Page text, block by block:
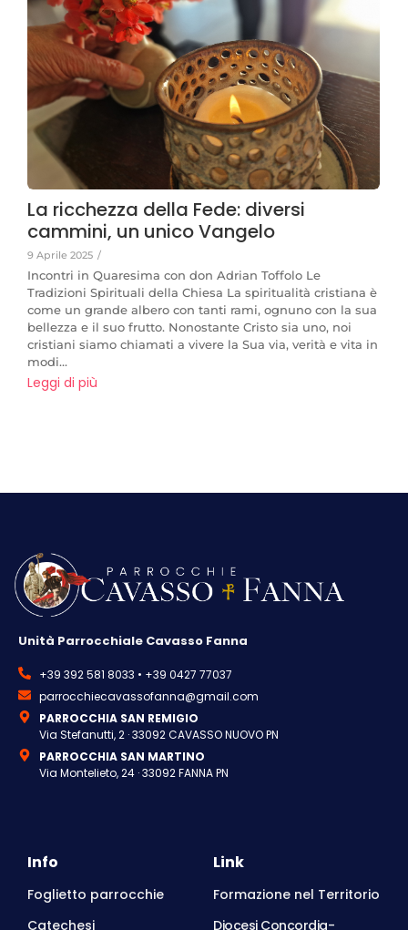
La ricchezza della Fede: diversi
cammini, un unico Vangelo
9 Aprile 2025 /
Incontri in Quaresima con don Adrian Toffolo Le
Tradizioni Spirituali della Chiesa La spiritualità cristiana è
come un grande albero con tanti rami, ognuno con la sua
bellezza e il suo frutto. Nonostante Cristo sia uno, noi
cristiani siamo chiamati a vivere la Sua via, verità e vita in
modi...
Leggi di più
Unità Parrocchiale Cavasso Fanna
+39 392 581 8033 • +39 0427 77037
parrocchiecavassofanna@gmail.com
PARROCCHIA SAN REMIGIO
Via Stefanutti, 2 · 33092 CAVASSO NUOVO PN
PARROCCHIA SAN MARTINO
Via Montelieto, 24 · 33092 FANNA PN
Info
Foglietto parrocchie
Catechesi
Link
Formazione nel Territorio
Diocesi Concordia-